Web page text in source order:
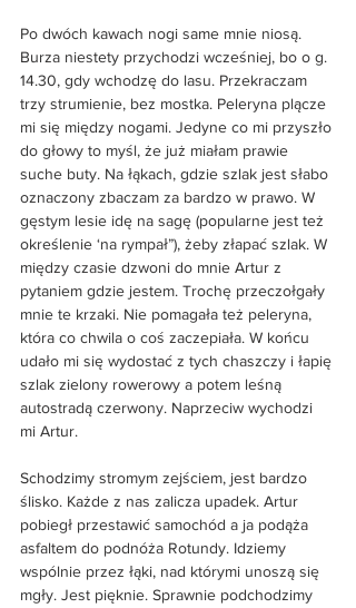
Po dwóch kawach nogi same mnie niosą.
Burza niestety przychodzi wcześniej, bo o g.
14.30, gdy wchodzę do lasu. Przekraczam
trzy strumienie, bez mostka. Peleryna plącze
mi się między nogami. Jedyne co mi przyszło
do głowy to myśl, że już miałam prawie
suche buty. Na łąkach, gdzie szlak jest słabo
oznaczony zbaczam za bardzo w prawo. W
gęstym lesie idę na sagę (popularne jest też
określenie ‘na rympał”), żeby złapać szlak. W
między czasie dzwoni do mnie Artur z
pytaniem gdzie jestem. Trochę przeczołgały
mnie te krzaki. Nie pomagała też peleryna,
która co chwila o coś zaczepiała. W końcu
udało mi się wydostać z tych chaszczy i łapię
szlak zielony rowerowy a potem leśną
autostradą czerwony. Naprzeciw wychodzi
mi Artur.
Schodzimy stromym zejściem, jest bardzo
ślisko. Każde z nas zalicza upadek. Artur
pobiegł przestawić samochód a ja podąża
asfaltem do podnóża Rotundy. Idziemy
wspólnie przez łąki, nad którymi unoszą się
mgły. Jest pięknie. Sprawnie podchodzimy